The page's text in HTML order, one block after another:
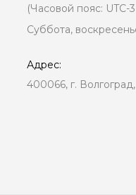
(Часовой пояс: UTC-
Суббота,
Адрес:
400066, г.